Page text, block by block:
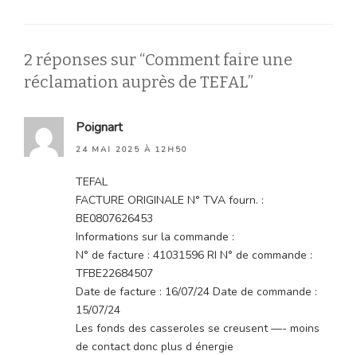
2 réponses sur “Comment faire une
réclamation auprès de TEFAL”
Poignart
24 MAI 2025 À 12H50
TEFAL
FACTURE ORIGINALE N° TVA fourn. :
BE0807626453
Informations sur la commande :
N° de facture : 41031596 RI N° de commande :
TFBE22684507
Date de facture : 16/07/24 Date de commande :
15/07/24
Les fonds des casseroles se creusent —- moins
de contact donc plus d énergie